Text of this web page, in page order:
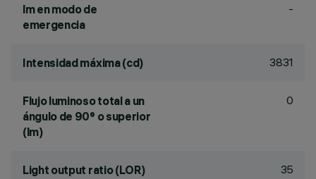
lm en modo de
emergencia
-
Intensidad máxima (cd) 3831
Flujo luminoso total a un
ángulo de 90° o superior
(lm)
0
Light output ratio (LOR) 35